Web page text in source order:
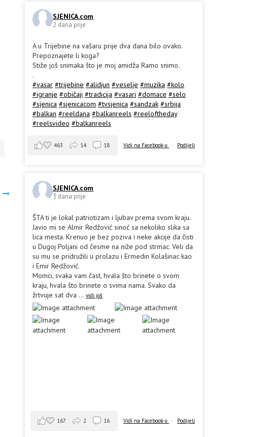
SJENICA.com
2 dana prije
A u Trijebine na vašaru prije dva dana bilo ovako.
Prepoznajete li koga?
Stiže još snimaka što je moj amidža Ramo snimo.
.
#vasar #trijebine #alidjun #veselje #muzika #kolo
#igranje #običaji #tradicija #vasari #domace #selo
#sjenica #sjenicacom #tvsjenica #sandzak #srbija
#balkan #reeldana #balkanreels #reeloftheday
#reelsvideo #balkanreels
Vidi na Facebook-u · Podijeli
463 14 18
SJENICA.com
3 dana prije
ŠTA ti je lokal patriotizam i ljubav prema svom kraju.
Javio mi se Almir Redžović sinoć sa nekoliko slika sa
lica mesta. Krenuo je bez poziva i neke akcije da čisti
u Dugoj Poljani od česme na niže pod strmac. Veli da
su mu se pridružili u prolazu i Ermedin Kolašinac kao
i Emir Redžović.
Momci, svaka vam čast, hvala što brinete o svom
kraju, hvala što brinete o svima nama. Svako da
žrtvuje sat dva ... vidi još
Vidi na Facebook-u · Podijeli
167 2 16